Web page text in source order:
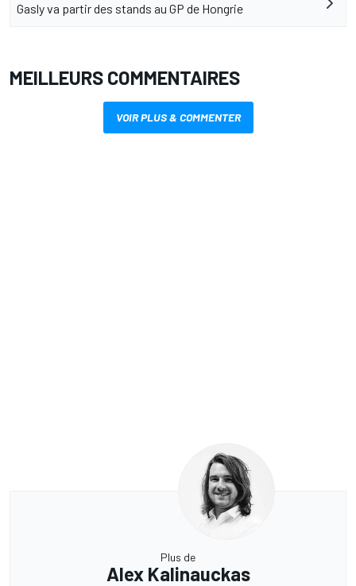
Gasly va partir des stands au GP de Hongrie
MEILLEURS COMMENTAIRES
VOIR PLUS & COMMENTER
Plus de
Alex Kalinauckas